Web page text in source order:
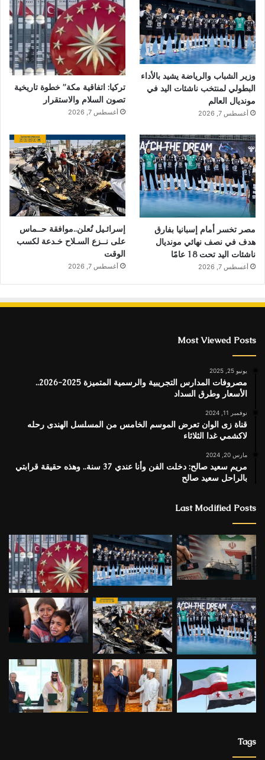
وزير الشباب والرياضة يشيد بالأداء
البطولي لمنتخب ناشئات اليد في
مونديال العالم
أغسطس 7, 2026
تركيا: اتفاقية مكة” خطوة تاريخية
تصون السلام والاستقرار
أغسطس 7, 2026
مصر تخسر أمام إسبانيا بفارق
هدف في نصف نهائي مونديال
ناشئات اليد تحت 18 عامًا
أغسطس 7, 2026
إسرائـيل تُعلن..موافقة حــماس
على نــزع السـلاح خـدعة لكسب
الوقت
أغسطس 7, 2026
Most Viewed Posts
يونيو 25, 2025
مصروفات المدارس التجريبية والرسمية المتميزة 2025-2026..
الأسعار وطرق السداد
نوفمبر 11, 2024
قناة زى الوان تعرض الموسم الخامس من المسلسل الهندى رحله
لاكشمي غدا الثلاثاء
مارس 20, 2024
مريم سعيد صالح: دخلت الفن وأنا عندي 37 سنة.. وهذه حقيقة قرابتي
بالراحل سعيد صالح
Last Modified Posts
Tags